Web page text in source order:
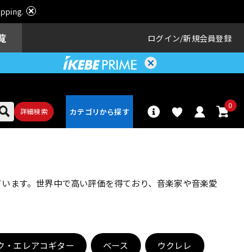
ログイン 新規会員登録
詳細検索
0
ン
アンプ エフェクター
ます。世界中で高い評価を得ており、音楽家や音楽愛
・エレアコギター ベース ウクレレ